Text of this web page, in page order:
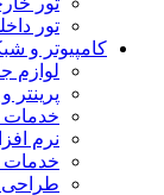
تور
کامپیوتر و
لوازم
پرینتر
خدمات
نرم
خدمات